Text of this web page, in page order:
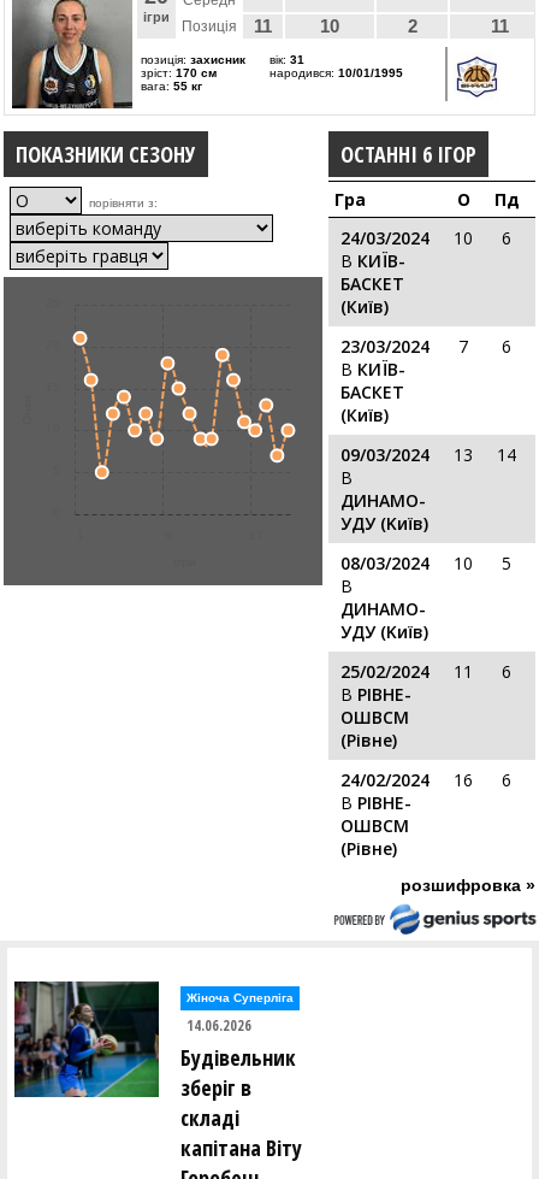
ігри
Позиція 11 10 2 11
позиція: захисник
зріст: 170 см
вага: 55 кг
вік: 31
народився: 10/01/1995
ПОКАЗНИКИ СЕЗОНУ
порівняти з:
ОСТАННІ 6 ІГОР
Гра О Пд
24/03/2024
В КИЇВ-
БАСКЕТ
(Київ)
10 6
23/03/2024
В КИЇВ-
БАСКЕТ
(Київ)
7 6
09/03/2024
В
ДИНАМО-
УДУ (Kиїв)
13 14
08/03/2024
В
ДИНАМО-
УДУ (Kиїв)
10 5
25/02/2024
В РІВНЕ-
ОШВСМ
(Рівне)
11 6
24/02/2024
В РІВНЕ-
ОШВСМ
(Рівне)
16 6
розшифровка »
Жіноча Суперліга
14.06.2026
Будівельник
зберіг в
складі
капітана Віту